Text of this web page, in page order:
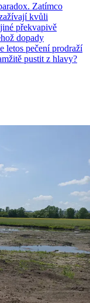
Zatímco
kvůli
překvapivě
dopady
letos pečení prodraží
pustit z hlavy?